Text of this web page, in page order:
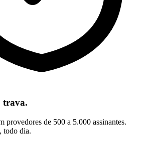
trava.
provedores de 500 a 5.000 assinantes.
todo dia.